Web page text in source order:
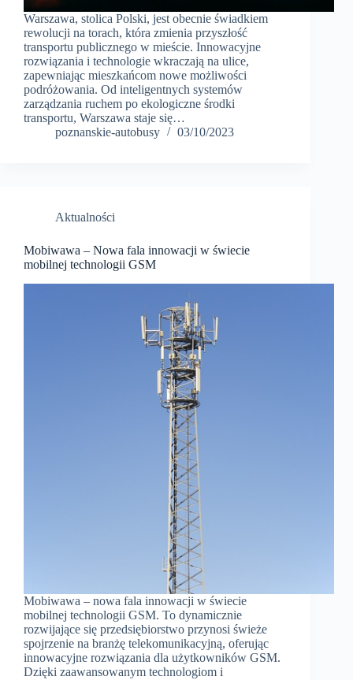
Warszawa, stolica Polski, jest obecnie świadkiem
rewolucji na torach, która zmienia przyszłość
transportu publicznego w mieście. Innowacyjne
rozwiązania i technologie wkraczają na ulice,
zapewniając mieszkańcom nowe możliwości
podróżowania. Od inteligentnych systemów
zarządzania ruchem po ekologiczne środki
transportu, Warszawa staje się…
poznanskie-autobusy
03/10/2023
Aktualności
Mobiwawa – Nowa fala innowacji w świecie
mobilnej technologii GSM
Mobiwawa – nowa fala innowacji w świecie
mobilnej technologii GSM. To dynamicznie
rozwijające się przedsiębiorstwo przynosi świeże
spojrzenie na branżę telekomunikacyjną, oferując
innowacyjne rozwiązania dla użytkowników GSM.
Dzięki zaawansowanym technologiom i